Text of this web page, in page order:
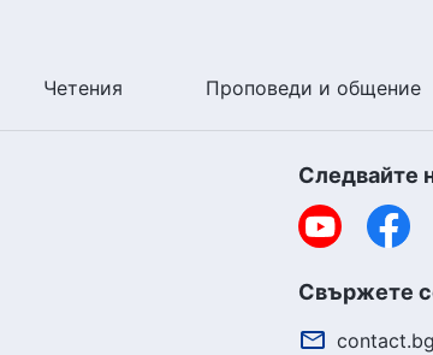
Четения Проповеди и общение
Следвайте
Свържете